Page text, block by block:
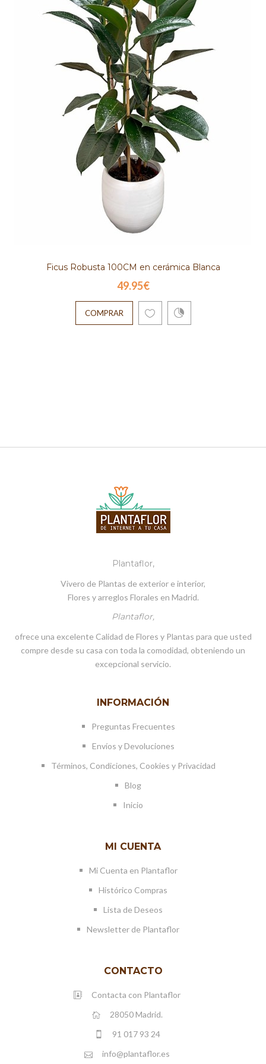
Ficus Robusta 100CM en cerámica Blanca
49.95€
COMPRAR
Plantaflor,
Vivero de Plantas de exterior e interior,
Flores y arreglos Florales en Madrid.
Plantaflor,
ofrece una excelente Calidad de Flores y Plantas para que usted
compre desde su casa con toda la comodidad, obteniendo un
excepcional servicio.
INFORMACIÓN
Preguntas Frecuentes
Envíos y Devoluciones
Términos, Condiciones, Cookies y Privacidad
Blog
Inicio
MI CUENTA
Mi Cuenta en Plantaflor
Histórico Compras
Lista de Deseos
Newsletter de Plantaflor
CONTACTO
Contacta con Plantaflor
28050 Madrid.
91 017 93 24
info@plantaflor.es